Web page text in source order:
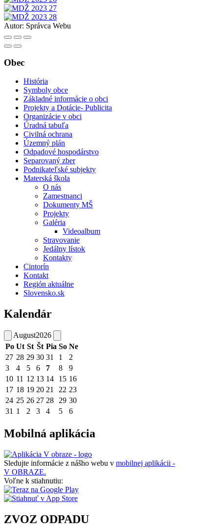
Autor: Správca Webu
Obec
História
Symboly obce
Základné informácie o obci
Projekty a Dotácie- Publicita
Organizácie v obci
Úradná tabuľa
Civilná ochrana
Územný plán
Odpadové hospodárstvo
Separovaný zber
Podnikateľské subjekty
Materská škola
O nás
Zamestnanci
Dokumenty MŠ
Projekty
Galéria
Videoalbum
Stravovanie
Jedálny lístok
Kontakty
Cintorín
Kontakt
Región aktuálne
Slovensko.sk
Kalendár
August2026
Po Ut St Št Pia So Ne
27 28 29 30 31 1
2
3
4 5 6 7 8
9
10 11 12 13 14 15 16
17 18 19 20 21 22 23
24 25 26 27 28 29 30
31 1 2 3 4 5 6
Mobilná aplikácia
Sledujte informácie z nášho webu v mobilnej aplikácii -
V OBRAZE.
Voľne k stiahnutiu:
ZVOZ ODPADU